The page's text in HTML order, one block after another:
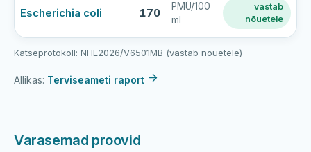
mõõtmistulemused
Escherichia coli 170
PMÜ/100
ml
vastab
nõuetele
Katseprotokoll: NHL2026/V6501MB (vastab nõuetele)
Allikas: Terviseameti raport
Varasemad proovid